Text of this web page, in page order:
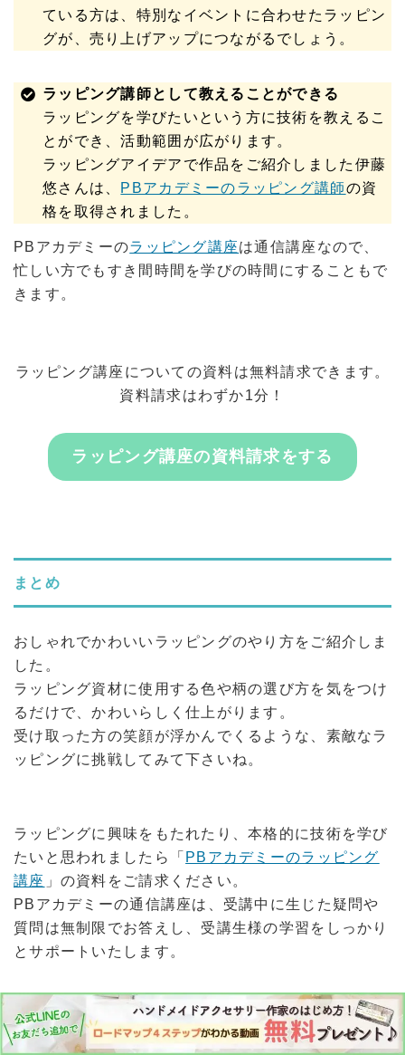
ている方は、特別なイベントに合わせたラッピン
グが、売り上げアップにつながるでしょう。
ラッピング講師として教えることができる
ラッピングを学びたいという方に技術を教えるこ
とができ、活動範囲が広がります。
ラッピングアイデアで作品をご紹介しました伊藤
悠さんは、 PBアカデミーのラッピング講師の資
格を取得されました。
PBアカデミーのラッピング講座は通信講座なので、
忙しい方でもすき間時間を学びの時間にすることもで
きます。
ラッピング講座についての資料は無料請求できます。
資料請求はわずか1分！
ラッピング講座の資料請求をする
まとめ
おしゃれでかわいいラッピングのやり方をご紹介しま
した。
ラッピング資材に使用する色や柄の選び方を気をつけ
るだけで、かわいらしく仕上がります。
受け取った方の笑顔が浮かんでくるような、素敵なラ
ッピングに挑戦してみて下さいね。
ラッピングに興味をもたれたり、本格的に技術を学び
たいと思われましたら「 PBアカデミーのラッピング
講座 」の資料をご請求ください。
PBアカデミーの通信講座は、受講中に生じた疑問や
質問は無制限でお答えし、受講生様の学習をしっかり
とサポートいたします。
PBアカデミーの公式LINEでは最新の情報を配信して
おりますので、ぜひご覧いただいているページの緑色